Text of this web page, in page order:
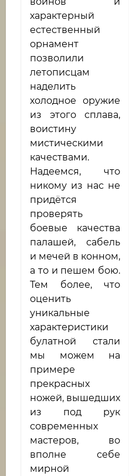
характерный
естественный
орнамент
позволили
летописцам
наделить
холодное оружие
из этого сплава,
воистину
мистическими
качествами.
Надеемся, что
никому из нас не
придётся
проверять
боевые качества
палашей, сабель
и мечей в конном,
а то и пешем бою.
Тем более, что
оценить
уникальные
характеристики
булатной стали
мы можем на
примере
прекрасных
ножей, вышедших
из под рук
современных
мастеров, во
вполне себе
мирной